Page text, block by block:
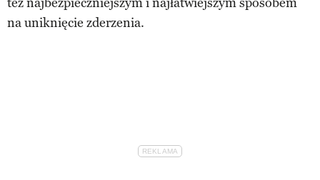
na uniknięcie zderzenia.